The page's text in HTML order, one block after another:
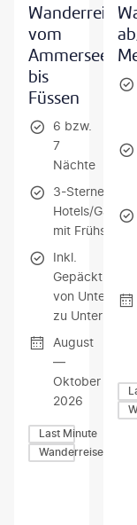
Wanderreise
vom
Ammersee
bis
Füssen
6 bzw.
7
Nächte
3-Sterne-
Hotels/
mit Frühstück
Inkl.
Gepäcktransfer
von Unterkunft
zu Unterkunft
August
—
Oktober
2026
Last Minute
Wanderreisen